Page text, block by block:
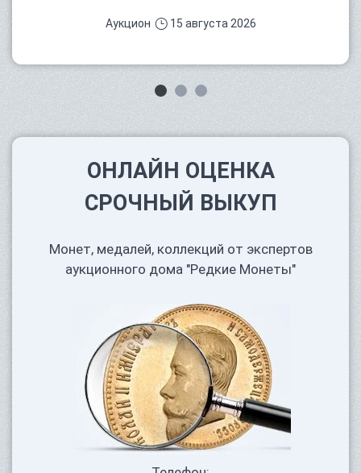
Аукцион 15 августа 2026
ОНЛАЙН ОЦЕНКА
СРОЧНЫЙ ВЫКУП
Монет, медалей, коллекций от экспертов
аукционного дома "Редкие Монеты"